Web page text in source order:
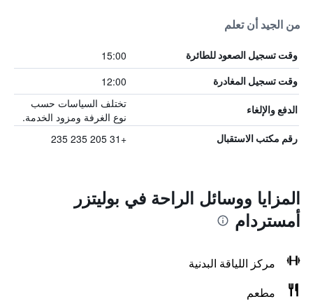
من الجيد أن تعلم
وقت تسجيل الصعود للطائرة 15:00
وقت تسجيل المغادرة 12:00
الدفع والإلغاء
تختلف السياسات حسب
نوع الغرفة ومزود الخدمة.
رقم مكتب الاستقبال +31 205 235 235
المزايا ووسائل الراحة في بوليتزر
أمستردام
مركز اللياقة البدنية
مطعم